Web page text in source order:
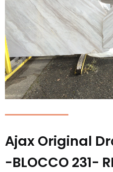
Ajax Original
-BLOCCO 231-